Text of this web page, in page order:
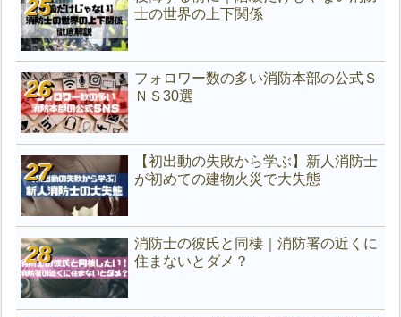
士の世界の上下関係
フォロワー数の多い消防本部の公式Ｓ
ＮＳ30選
【初出動の失敗から学ぶ】新人消防士
が初めての建物火災で大失態
消防士の彼氏と同棲｜消防署の近くに
住まないとダメ？